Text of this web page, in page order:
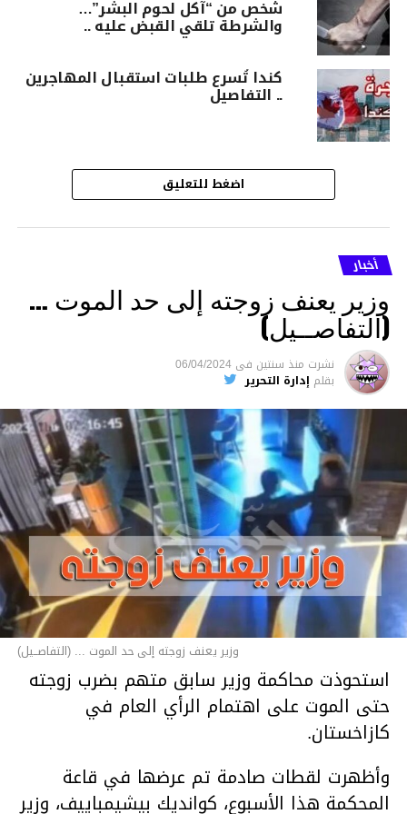
شخص من “آكل لحوم البشر”…
والشرطة تلقي القبض عليه ..
كندا تُسرع طلبات استقبال المهاجرين
.. التفاصيل
اضغط للتعليق
أخبار
وزير يعنف زوجته إلى حد الموت …
(التفاصــيل)
نشرت منذ سنتين فى 06/04/2024
بقلم إدارة التحرير
وزير يعنف زوجته إلى حد الموت ... (التفاصــيل)
استحوذت محاكمة وزير سابق متهم بضرب زوجته
حتى الموت على اهتمام الرأي العام في
كازاخستان.
وأظهرت لقطات صادمة تم عرضها في قاعة
المحكمة هذا الأسبوع، كوانديك بيشيمباييف، وزير